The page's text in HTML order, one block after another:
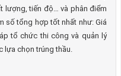
lượng, tiến độ… và phân điểm
số tổng hợp tốt nhất như: Giá
tổ chức thi công và quản lý
lựa chọn trúng thầu.